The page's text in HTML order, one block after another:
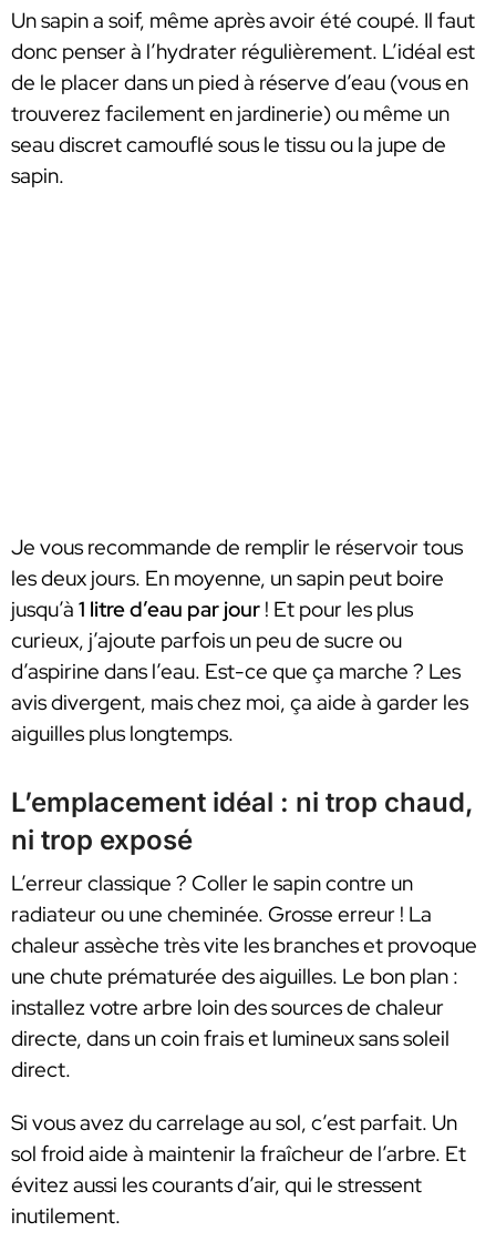
Un sapin a soif, même après avoir été coupé. Il faut
donc penser à l’hydrater régulièrement. L’idéal est
de le placer dans un pied à réserve d’eau (vous en
trouverez facilement en jardinerie) ou même un
seau discret camouflé sous le tissu ou la jupe de
sapin.
Je vous recommande de remplir le réservoir tous
les deux jours. En moyenne, un sapin peut boire
jusqu’à 1 litre d’eau par jour ! Et pour les plus
curieux, j’ajoute parfois un peu de sucre ou
d’aspirine dans l’eau. Est-ce que ça marche ? Les
avis divergent, mais chez moi, ça aide à garder les
aiguilles plus longtemps.
L’emplacement idéal : ni trop chaud,
ni trop exposé
L’erreur classique ? Coller le sapin contre un
radiateur ou une cheminée. Grosse erreur ! La
chaleur assèche très vite les branches et provoque
une chute prématurée des aiguilles. Le bon plan :
installez votre arbre loin des sources de chaleur
directe, dans un coin frais et lumineux sans soleil
direct.
Si vous avez du carrelage au sol, c’est parfait. Un
sol froid aide à maintenir la fraîcheur de l’arbre. Et
évitez aussi les courants d’air, qui le stressent
inutilement.